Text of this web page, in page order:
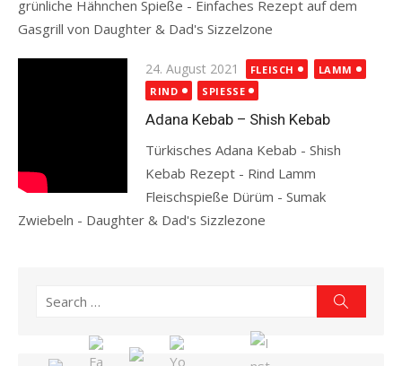
grünliche Hähnchen Spieße - Einfaches Rezept auf dem
Gasgrill von Daughter & Dad's Sizzelzone
Posted
on
24. August 2021 FLEISCH
LAMM
RIND
SPIESSE
Adana Kebab – Shish Kebab
Türkisches Adana Kebab - Shish
Kebab Rezept - Rind Lamm
Fleischspieße Dürüm - Sumak
Zwiebeln - Daughter & Dad's Sizzlezone
Search